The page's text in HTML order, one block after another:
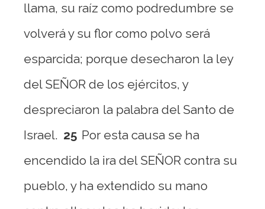
llama, su raíz como podredumbre se
volverá y su flor como polvo será
esparcida; porque desecharon la ley
del SEÑOR de los ejércitos, y
despreciaron la palabra del Santo de
Israel. 25 Por esta causa se ha
encendido la ira del SEÑOR contra su
pueblo, y ha extendido su mano